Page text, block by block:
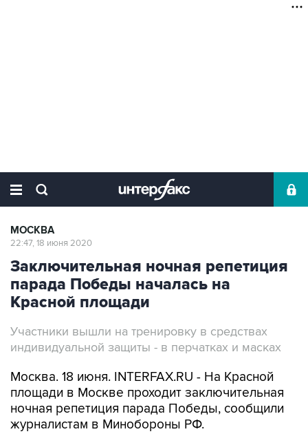
МОСКВА
22:47, 18 июня 2020
Заключительная ночная репетиция
парада Победы началась на
Красной площади
Участники вышли на тренировку в средствах
индивидуальной защиты - в перчатках и масках
Москва. 18 июня. INTERFAX.RU - На Красной
площади в Москве проходит заключительная
ночная репетиция парада Победы, сообщили
журналистам в Минобороны РФ.